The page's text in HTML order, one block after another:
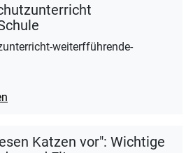
weiterfführende-
Katzen vor": Wichtige